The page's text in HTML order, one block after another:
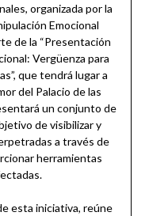
organizada por la
Emocional
de la “Presentación
Vergüenza para
que tendrá lugar a
del Palacio de las
un conjunto de
de visibilizar y
a través de
herramientas
esta iniciativa, reúne